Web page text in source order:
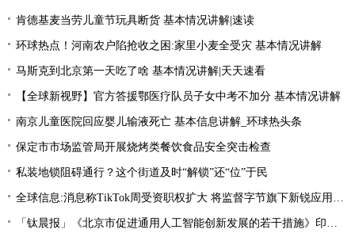
肯德基麦当劳儿童节玩具断货 基本情况讲解|速读
环球热点！河南农户陷抢收之困:家里小麦全受灾 基本情况讲解
马斯克到北京第一天吃了啥 基本情况讲解|天天速看
【全球新视野】官方答援鄂医疗队员子女中考不加分 基本情况讲解
南京儿童医院回应婴儿输液死亡 基本信息讲解_环球热头条
保定市市场监管局开展烧烤类餐饮食品安全突击检查
私装地锁阻碍通行？这个街道及时“解锁”还“位”于民
全球信息:消息称TikTok周受资职权扩大 将监督字节旗下新锐应用Lemon8
「钛晨报」《北京市促进通用人工智能创新发展的若干措施》印发；国家发改委：国内汽、柴油价格（标准品）每吨分别提高100元和95元；燃油附加费年内第三次下调